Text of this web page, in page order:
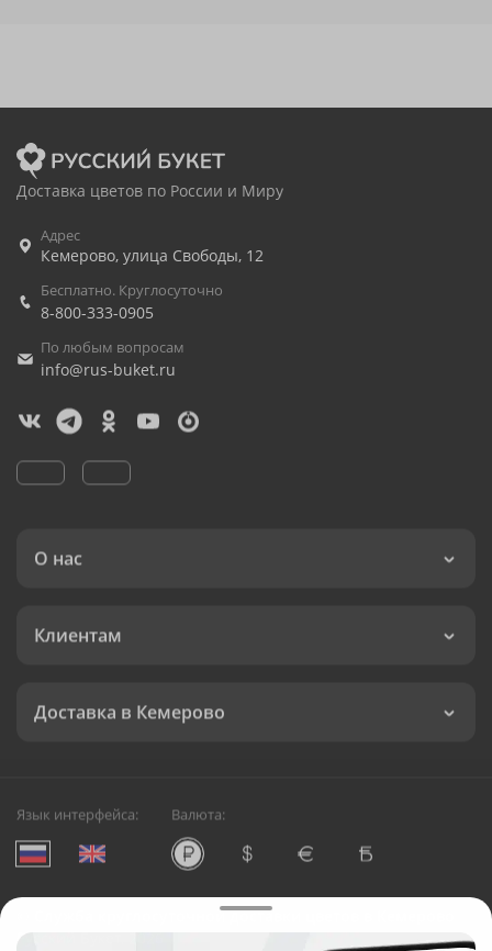
Доставка цветов по России и Миру
Адрес
Кемерово, улица Свободы, 12
Бесплатно. Круглосуточно
8-800-333-0905
По любым вопросам
info@rus-buket.ru
О нас
Клиентам
Доставка в Кемерово
Язык интерфейса: Валюта:
Служба круглосуточной доставки цветов в Кемерово
Русский Букет, 2026